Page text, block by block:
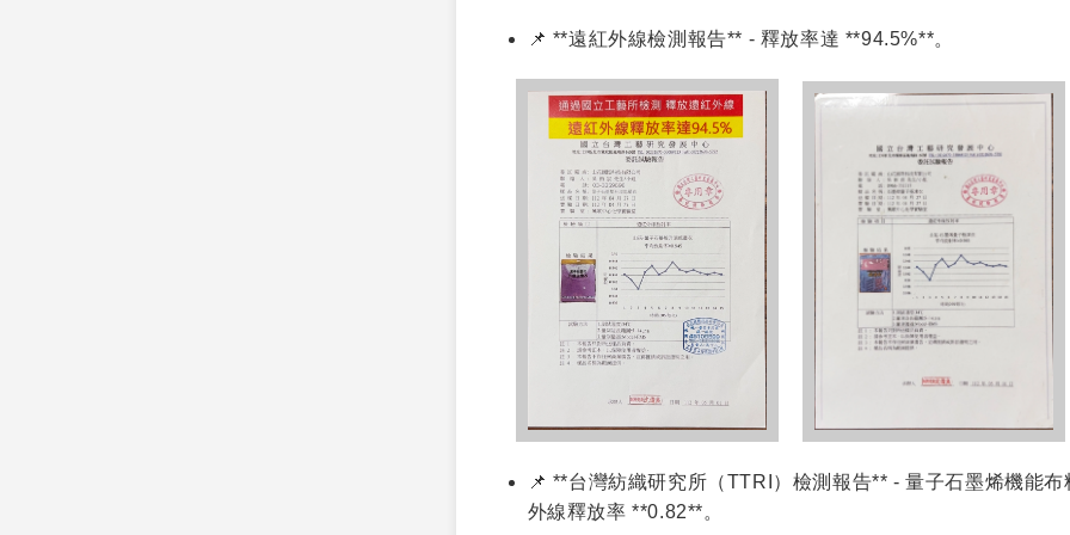
📌 **遠紅外線檢測報告** - 釋放率達 **94.5%**。
📌 **台灣紡織研究所（TTRI）檢測報告** - 量子石墨烯機能布
外線釋放率 **0.82**。